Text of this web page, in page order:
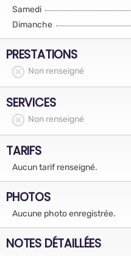
Samedi
Dimanche
PRESTATIONS
Non renseigné
SERVICES
Non renseigné
TARIFS
Aucun tarif renseigné.
PHOTOS
Aucune photo enregistrée.
NOTES DÉTAILLÉES